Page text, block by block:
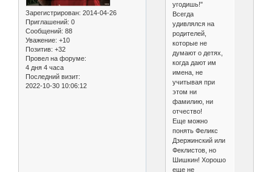
Зарегистрирован: 2014-04-26
Приглашений: 0
Сообщений: 88
Уважение: +10
Позитив: +32
Провел на форуме:
4 дня 4 часа
Последний визит:
2022-10-30 10:06:12
угодишь!"
Всегда
удивлялся на
родителей,
которые не
думают о детях,
когда дают им
имена, не
учитывая при
этом ни
фамилию, ни
отчество!
Еще можно
понять Феликс
Дзержинский или
Феклистов, но
Шишкин! Хорошо
еще не